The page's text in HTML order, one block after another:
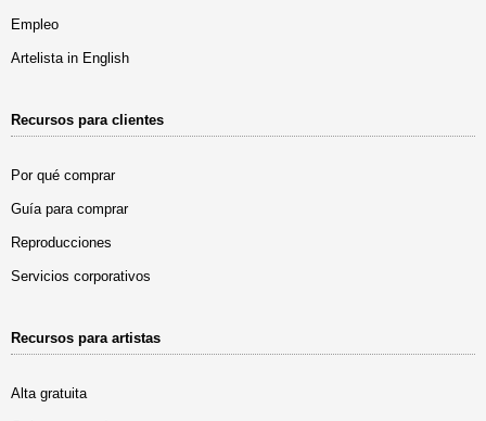
Empleo
Artelista in English
Recursos para clientes
Por qué comprar
Guía para comprar
Reproducciones
Servicios corporativos
Recursos para artistas
Alta gratuita